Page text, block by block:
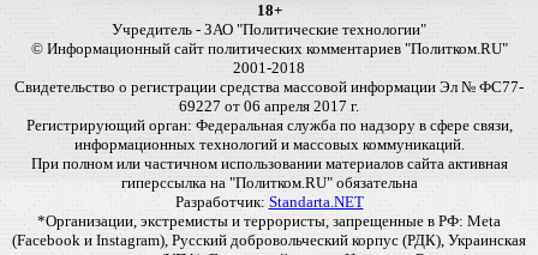
18+
Учредитель - ЗАО "Политические технологии"
© Информационный сайт политических комментариев "Политком.RU"
2001-2018
Свидетельство о регистрации средства массовой информации Эл № ФС77-
69227 от 06 апреля 2017 г.
Регистрирующий орган: Федеральная служба по надзору в сфере связи,
информационных технологий и массовых коммуникаций.
При полном или частичном использовании материалов сайта активная
гиперссылка на "Политком.RU" обязательна
Разработчик: Standarta.NET
*Организации, экстремисты и террористы, запрещенные в РФ: Meta
(Facebook и Instagram), Русский добровольческий корпус (РДК), Украинская